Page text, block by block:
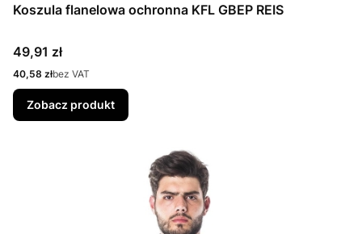
Koszula flanelowa ochronna KFL GBEP REIS
Cena
49,91 zł
Cena
40,58 złbez VAT
Zobacz produkt